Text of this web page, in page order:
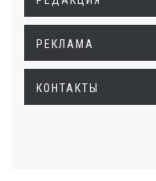
РЕКЛАМА
КОНТАКТЫ